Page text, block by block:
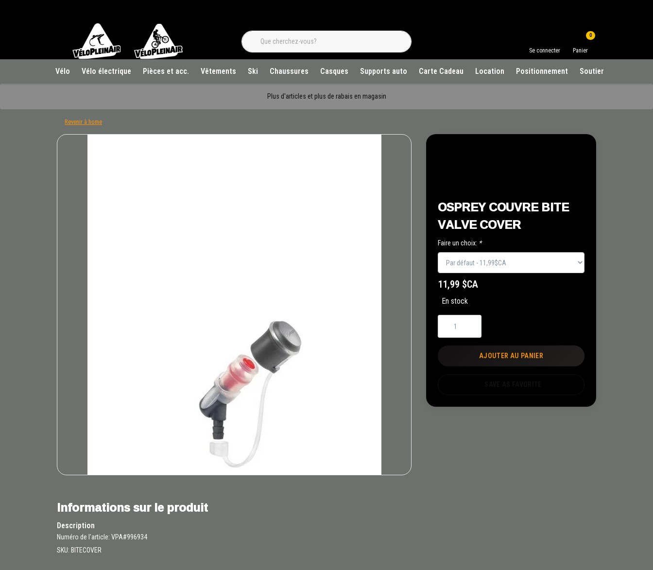
Se connecter
0
Panier
Vélo Vélo électrique Pièces et acc. Vêtements Ski Chaussures Casques Supports auto Carte Cadeau Location Positionnement Soutien à la clientèle
Plus d'articles et plus de rabais en magasin
Revenir à home
OSPREY COUVRE BITE
VALVE COVER
Faire un choix: *
11,99 $CA
En stock
AJOUTER AU PANIER
Informations sur le produit
Description
Numéro de l'article: VPA#996934
SKU: BITECOVER